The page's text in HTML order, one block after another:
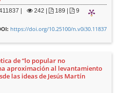
| 242 | 189 | 9
https://doi.org/10.25100/n.v0i30.11837
de “lo popular no
aproximación al levantamiento
las ideas de Jesús Martín